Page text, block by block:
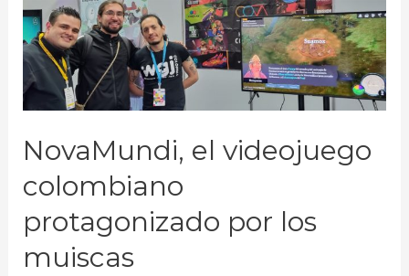
NovaMundi, el videojuego
colombiano
protagonizado por los
muiscas